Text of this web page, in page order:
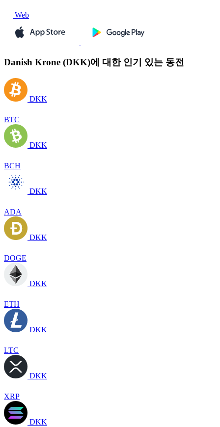
Web
Danish Krone (DKK)에 대한 인기 있는 동전
DKK
BTC
DKK
BCH
DKK
ADA
DKK
DOGE
DKK
ETH
DKK
LTC
DKK
XRP
DKK